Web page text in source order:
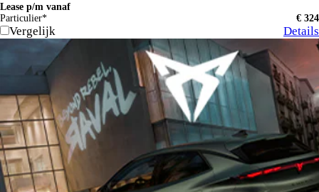
Lease p/m vanaf
Particulier*
€ 324
Vergelijk Details